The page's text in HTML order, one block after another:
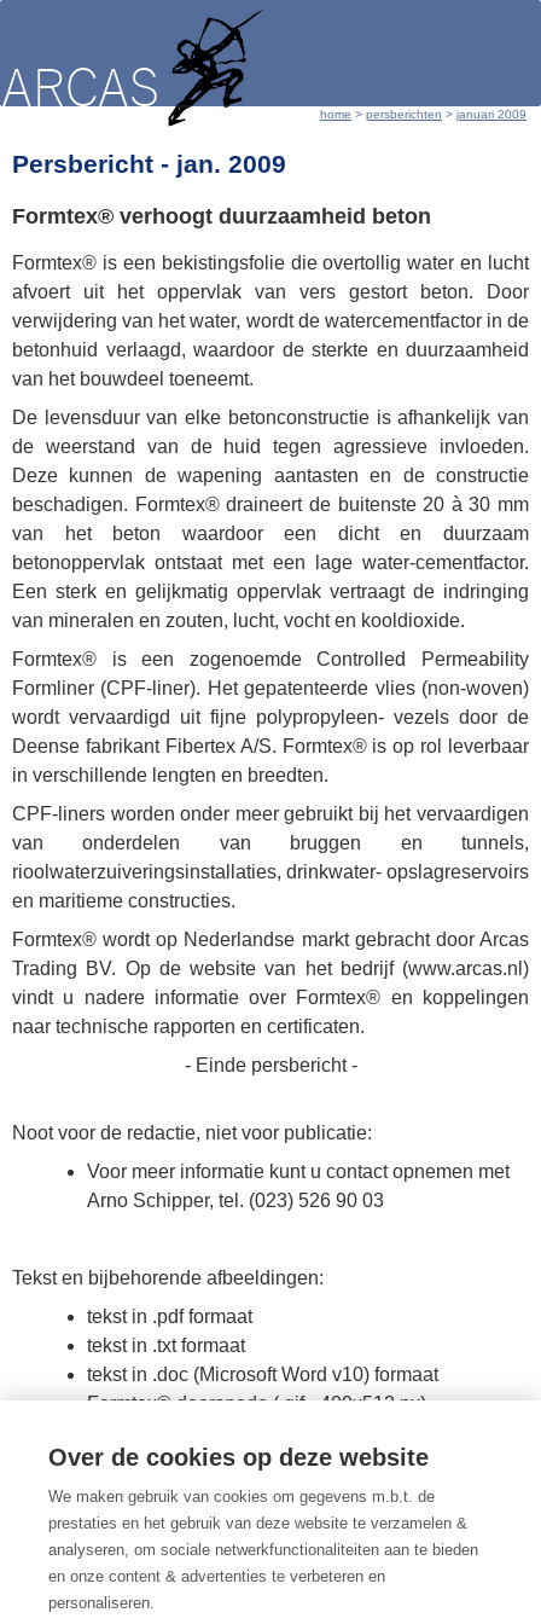
home > persberichten > januari 2009
Persbericht - jan. 2009
Formtex® verhoogt duurzaamheid beton
Formtex® is een bekistingsfolie die overtollig water en lucht
afvoert uit het oppervlak van vers gestort beton. Door
verwijdering van het water, wordt de watercementfactor in de
betonhuid verlaagd, waardoor de sterkte en duurzaamheid
van het bouwdeel toeneemt.
De levensduur van elke betonconstructie is afhankelijk van
de weerstand van de huid tegen agressieve invloeden.
Deze kunnen de wapening aantasten en de constructie
beschadigen. Formtex® draineert de buitenste 20 à 30 mm
van het beton waardoor een dicht en duurzaam
betonoppervlak ontstaat met een lage water-cementfactor.
Een sterk en gelijkmatig oppervlak vertraagt de indringing
van mineralen en zouten, lucht, vocht en kooldioxide.
Formtex® is een zogenoemde Controlled Permeability
Formliner (CPF-liner). Het gepatenteerde vlies (non-woven)
wordt vervaardigd uit fijne polypropyleen- vezels door de
Deense fabrikant Fibertex A/S. Formtex® is op rol leverbaar
in verschillende lengten en breedten.
CPF-liners worden onder meer gebruikt bij het vervaardigen
van onderdelen van bruggen en tunnels,
rioolwaterzuiveringsinstallaties, drinkwater- opslagreservoirs
en maritieme constructies.
Formtex® wordt op Nederlandse markt gebracht door Arcas
Trading BV. Op de website van het bedrijf (www.arcas.nl )
vindt u nadere informatie over Formtex® en koppelingen
naar technische rapporten en certificaten.
- Einde persbericht -
Noot voor de redactie, niet voor publicatie:
Voor meer informatie kunt u contact opnemen met
Arno Schipper, tel. (023) 526 90 03
Tekst en bijbehorende afbeeldingen:
tekst in .pdf formaat
tekst in .txt formaat
tekst in .doc (Microsoft Word v10) formaat
Formtex® doorsnede (.gif - 409x512 px)
Formtex® doorsnede (.jpg - 1417x1621 px)
Formtex® logo (.jpg - 255x178 px)
Arcas logo (.jpg - 1398x471 px)
Arcas logo (.png - 1398x471 px)
Over de cookies op deze website
We maken gebruik van cookies om gegevens m.b.t. de
prestaties en het gebruik van deze website te verzamelen &
analyseren, om sociale netwerkfunctionaliteiten aan te bieden
en onze content & advertenties te verbeteren en
personaliseren.